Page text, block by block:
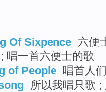
Of Sixpence 六便
唱一首六便士的歌
of People 唱首人
所以我唱只歌 ;